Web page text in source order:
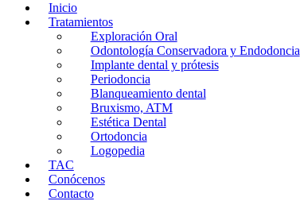
Inicio
Tratamientos
Exploración Oral
Odontología Conservadora y Endodoncia
Implante dental y prótesis
Periodoncia
Blanqueamiento dental
Bruxismo, ATM
Estética Dental
Ortodoncia
Logopedia
TAC
Conócenos
Contacto